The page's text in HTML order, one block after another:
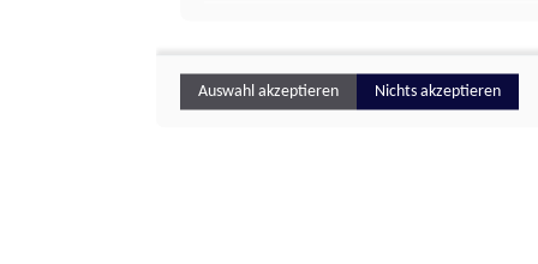
Auswahl akzeptieren Nichts akzeptieren